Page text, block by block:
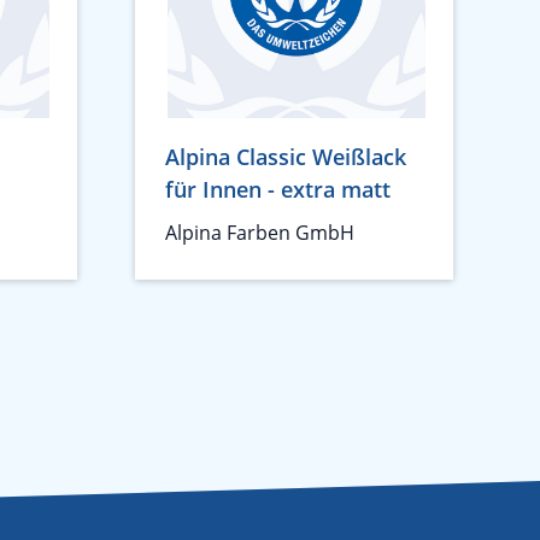
Alpina Classic Weißlack
für Innen - extra matt
Alpina Farben GmbH